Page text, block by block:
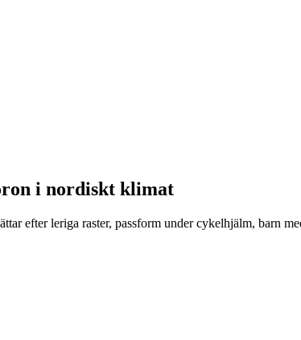
i nordiskt klimat
efter leriga raster, passform under cykelhjälm, barn